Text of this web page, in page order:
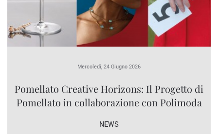
Mercoledì, 24 Giugno 2026
Pomellato Creative Horizons: Il Progetto di
Pomellato in collaborazione con Polimoda
NEWS